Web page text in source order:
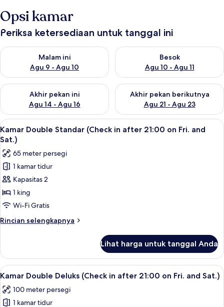
Opsi kamar
Periksa ketersediaan untuk tanggal ini
Malam ini
Agu 9 - Agu 10
Periksa ketersediaan untuk malam ini Agu 9 - Agu 10
Besok
Agu 10 - Agu 11
Periksa ketersediaan untuk
Akhir pekan ini
Agu 14 - Agu 16
Periksa ketersediaan untuk akhir pekan ini Agu 14 - Agu 16
Akhir pekan berikutnya
Agu 21 - Agu 23
Periksa ketersediaan untuk
Lihat
semua
foto
untuk
Kamar
Double
Standar
(Check
in
after
on
Fri.
and
Sat.)
Kamar Double Standar (Check in
3
Kamar Double Standar (Check in after 21:00 on Fri. and
Sat.)
65 meter persegi
1 kamar tidur
Kapasitas 2
1 king
Wi-Fi Gratis
Rincian selengkapnya
Rincian
Kamar
Double
Standar
in
after
Lihat harga untuk tanggal Anda
Lihat
semua
foto
Kamar Double Deluks (Check in
5
Kamar Double Deluks (Check in after 21:00 on Fri. and Sat.)
100 meter persegi
1 kamar tidur